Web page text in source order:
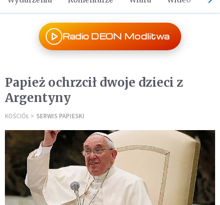
Radio DEON Modlitwa
Papież ochrzcił dwoje dzieci z
Argentyny
KOŚCIÓŁ SERWIS PAPIESKI